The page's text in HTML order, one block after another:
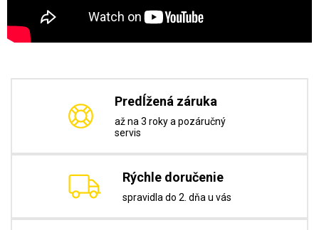
Predĺžená záruka
až na 3 roky a pozáručný
servis
Rýchle doručenie
spravidla do 2. dňa u vás